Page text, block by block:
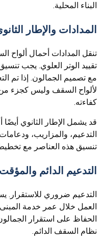
البناء المحلية.
المدادات والإطار
تنقل المدادات أحمال ألواح
تقييد الوتر العلوي. يجب
مع تصميم الجمالون. إذا تم
لألواح السقف وليس كجزء
كفاءته.
قد يشمل الإطار الثانوي
التدعيم، والمزاريب،
تنسيق هذه العناصر مع تخطيط
التدعيم الدائم والمؤقت
التدعيم ضروري للاستقرار.
العمل خلال عمر خدمة
الحفاظ على استقرار
نظام السقف الدائم.